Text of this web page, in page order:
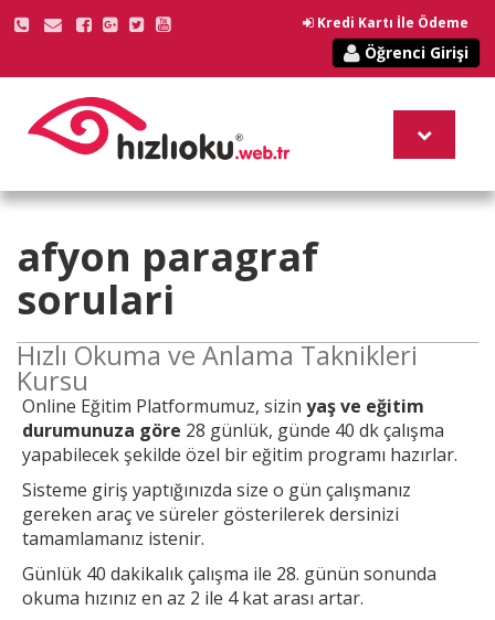
Kredi Kartı İle Ödeme
Öğrenci Girişi
afyon paragraf
sorulari
Hızlı Okuma ve Anlama Taknikleri
Kursu
Online Eğitim Platformumuz, sizin yaş ve eğitim
durumunuza göre 28 günlük, günde 40 dk çalışma
yapabilecek şekilde özel bir eğitim programı hazırlar.
Sisteme giriş yaptığınızda size o gün çalışmanız
gereken araç ve süreler gösterilerek dersinizi
tamamlamanız istenir.
Günlük 40 dakikalık çalışma ile 28. günün sonunda
okuma hızınız en az 2 ile 4 kat arası artar.